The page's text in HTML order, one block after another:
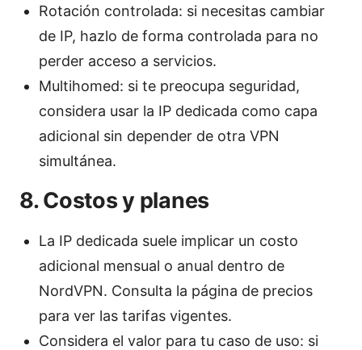
Rotación controlada: si necesitas cambiar
de IP, hazlo de forma controlada para no
perder acceso a servicios.
Multihomed: si te preocupa seguridad,
considera usar la IP dedicada como capa
adicional sin depender de otra VPN
simultánea.
8. Costos y planes
La IP dedicada suele implicar un costo
adicional mensual o anual dentro de
NordVPN. Consulta la página de precios
para ver las tarifas vigentes.
Considera el valor para tu caso de uso: si